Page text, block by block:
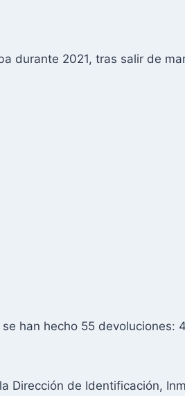
durante 2021, tras salir de
se han hecho 55 devoluciones:
Dirección de Identificación,